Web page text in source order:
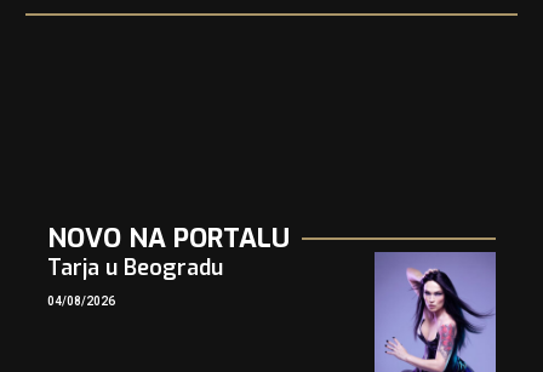
NOVO NA PORTALU
Tarja u Beogradu
04/08/2026